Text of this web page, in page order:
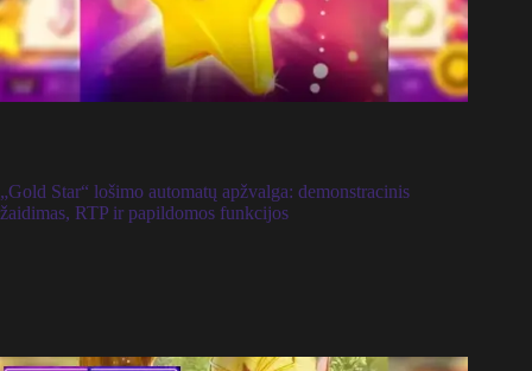
„Gold Star“ lošimo automatų apžvalga: demonstracinis
žaidimas, RTP ir papildomos funkcijos